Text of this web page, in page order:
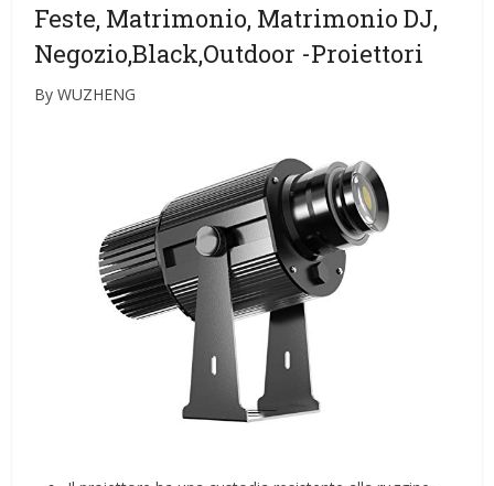
Feste, Matrimonio, Matrimonio DJ,
Negozio,Black,Outdoor -Proiettori
By WUZHENG